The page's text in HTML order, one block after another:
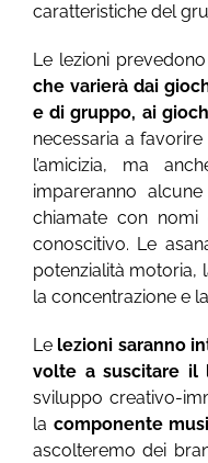
caratteristiche del
Le lezioni
che varierà dai
e di gruppo, ai
necessaria a
l’amicizia, ma
impareranno
chiamate con
conoscitivo. Le
potenzialità motoria,
la concentrazione e
Le lezioni saranno
volte a suscitare il
sviluppo creativo-
la componente
ascolteremo dei